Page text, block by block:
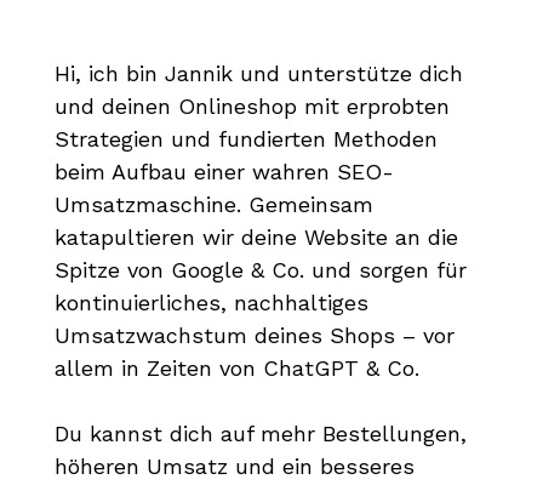
Hi, ich bin Jannik und unterstütze dich
und deinen Onlineshop mit erprobten
Strategien und fundierten Methoden
beim Aufbau einer wahren SEO-
Umsatzmaschine. Gemeinsam
katapultieren wir deine Website an die
Spitze von Google & Co. und sorgen für
kontinuierliches, nachhaltiges
Umsatzwachstum deines Shops – vor
allem in Zeiten von ChatGPT & Co.
Du kannst dich auf mehr Bestellungen,
höheren Umsatz und ein besseres